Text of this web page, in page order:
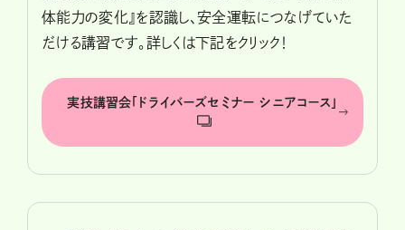
体能力の変化』を認識し、安全運転につなげていた
だける講習です。詳しくは下記をクリック！
実技講習会「ドライバーズセミナー シニアコース」